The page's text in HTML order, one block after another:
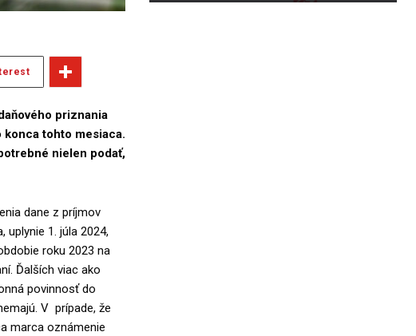
priznania
tohto mesiaca.
nielen podať,
dane z príjmov
1. júla 2024,
roku 2023 na
Ďalších viac ako
povinnosť do
V prípade, že
marca oznámenie